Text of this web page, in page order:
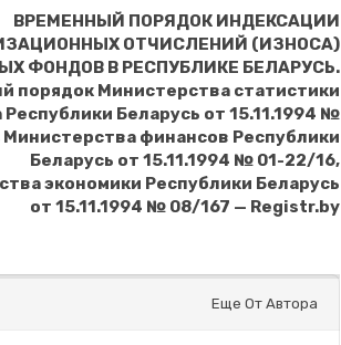
ВРЕМЕННЫЙ ПОРЯДОК ИНДЕКСАЦИИ
ОТЧИСЛЕНИЙ (ИЗНОСА)
ФОНДОВ В РЕСПУБЛИКЕ БЕЛАРУСЬ.
порядок Министерства статистики
Республики Беларусь от 15.11.1994 №
финансов Республики
Беларусь от 15.11.1994 № 01-22/16,
экономики Республики Беларусь
от 15.11.1994 № 08/167 — Registr.by
Еще От Автора